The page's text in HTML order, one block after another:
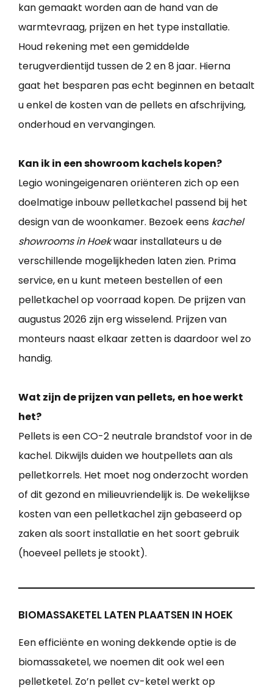
kan gemaakt worden aan de hand van de
warmtevraag, prijzen en het type installatie.
Houd rekening met een gemiddelde
terugverdientijd tussen de 2 en 8 jaar. Hierna
gaat het besparen pas echt beginnen en betaalt
u enkel de kosten van de pellets en afschrijving,
onderhoud en vervangingen.
Kan ik in een showroom kachels kopen?
Legio woningeigenaren oriënteren zich op een
doelmatige inbouw pelletkachel passend bij het
design van de woonkamer. Bezoek eens kachel
showrooms in Hoekwaar installateurs u de
verschillende mogelijkheden laten zien. Prima
service, en u kunt meteen bestellen of een
pelletkachel op voorraad kopen. De prijzen van
augustus 2026 zijn erg wisselend. Prijzen van
monteurs naast elkaar zetten is daardoor wel zo
handig.
Wat zijn de prijzen van pellets, en hoe werkt
het?
Pellets is een CO-2 neutrale brandstof voor in de
kachel. Dikwijls duiden we houtpellets aan als
pelletkorrels. Het moet nog onderzocht worden
of dit gezond en milieuvriendelijk is. De wekelijkse
kosten van een pelletkachel zijn gebaseerd op
zaken als soort installatie en het soort gebruik
(hoeveel pellets je stookt).
BIOMASSAKETEL LATEN PLAATSEN IN HOEK
Een efficiënte en woning dekkende optie is de
biomassaketel, we noemen dit ook wel een
pelletketel. Zo’n pellet cv-ketel werkt op